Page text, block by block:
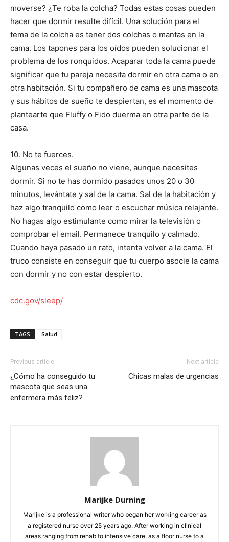
moverse? ¿Te roba la colcha? Todas estas cosas pueden
hacer que dormir resulte difícil. Una solución para el
tema de la colcha es tener dos colchas o mantas en la
cama. Los tapones para los oídos pueden solucionar el
problema de los ronquidos. Acaparar toda la cama puede
significar que tu pareja necesita dormir en otra cama o en
otra habitación. Si tu compañero de cama es una mascota
y sus hábitos de sueño te despiertan, es el momento de
plantearte que Fluffy o Fido duerma en otra parte de la
casa.
10. No te fuerces.
Algunas veces el sueño no viene, aunque necesites
dormir. Si no te has dormido pasados unos 20 o 30
minutos, levántate y sal de la cama. Sal de la habitación y
haz algo tranquilo como leer o escuchar música relajante.
No hagas algo estimulante como mirar la televisión o
comprobar el email. Permanece tranquilo y calmado.
Cuando haya pasado un rato, intenta volver a la cama. El
truco consiste en conseguir que tu cuerpo asocie la cama
con dormir y no con estar despierto.
cdc.gov/sleep/
TAGS Salud
Previous article
¿Cómo ha conseguido tu
mascota que seas una
enfermera más feliz?
Next article
Chicas malas de urgencias
Marijke Durning
Marijke is a professional writer who began her working career as
a registered nurse over 25 years ago. After working in clinical
areas ranging from rehab to intensive care, as a floor nurse to a